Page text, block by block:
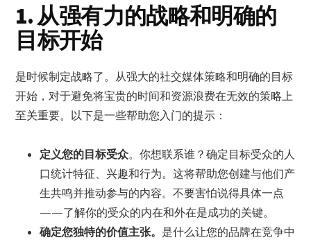
1. 从强有力的战略和明确的
目标开始
是时候制定战略了。从强大的社交媒体策略和明确的目标
开始，对于避免将宝贵的时间和资源浪费在无效的策略上
至关重要。以下是一些帮助您入门的提示：
定义您的目标受众。你想联系谁？确定目标受众的人
口统计特征、兴趣和行为。这将帮助您创建与他们产
生共鸣并推动参与的内容。不要害怕说得具体一点
——了解你的受众的内在和外在是成功的关键。
确定您独特的价值主张。 是什么让您的品牌在竞争中